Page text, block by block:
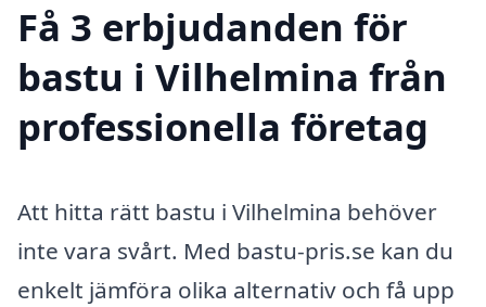
Få 3 erbjudanden för
bastu i Vilhelmina från
professionella företag
Att hitta rätt bastu i Vilhelmina behöver
inte vara svårt. Med bastu-pris.se kan du
enkelt jämföra olika alternativ och få upp